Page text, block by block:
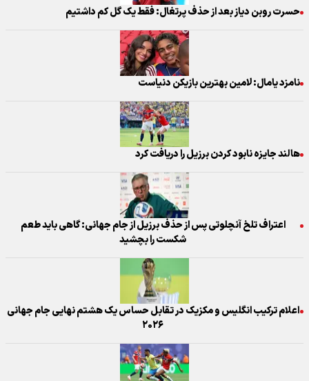
حسرت روبن دیاز بعد از حذف پرتغال: فقط یک گل کم داشتیم
نامزد یامال: لامین بهترین بازیکن دنیاست
هالند جایزه نابود کردن برزیل را دریافت کرد
اعتراف تلخ آنچلوتی پس از حذف برزیل از جام جهانی: گاهی باید طعم
شکست را بچشید
اعلام ترکیب انگلیس و مکزیک در تقابل حساس یک هشتم نهایی جام جهانی
۲۰۲۶